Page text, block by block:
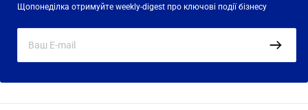
Щопонеділка отримуйте weekly-digest про ключові події бізнесу